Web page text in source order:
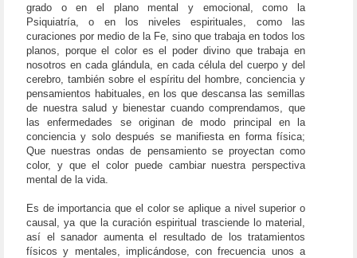
grado o en el plano mental y emocional, como la
Psiquiatría, o en los niveles espirituales, como las
curaciones por medio de la Fe, sino que trabaja en todos los
planos, porque el color es el poder divino que trabaja en
nosotros en cada glándula, en cada célula del cuerpo y del
cerebro, también sobre el espíritu del hombre, conciencia y
pensamientos habituales, en los que descansa las semillas
de nuestra salud y bienestar cuando comprendamos, que
las enfermedades se originan de modo principal en la
conciencia y solo después se manifiesta en forma física;
Que nuestras ondas de pensamiento se proyectan como
color, y que el color puede cambiar nuestra perspectiva
mental de la vida.
Es de importancia que el color se aplique a nivel superior o
causal, ya que la curación espiritual trasciende lo material,
así el sanador aumenta el resultado de los tratamientos
físicos y mentales, implicándose, con frecuencia unos a